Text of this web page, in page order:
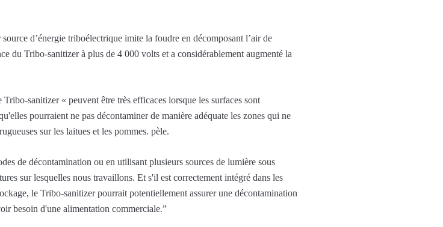
d’énergie triboélectrique imite la foudre en décomposant l’air de
du Tribo-sanitizer à plus de 4 000 volts et a considérablement augmenté la
sanitizer « peuvent être très efficaces lorsque les surfaces sont
pourraient ne pas décontaminer de manière adéquate les zones qui ne
sur les laitues et les pommes. pèle.
de décontamination ou en utilisant plusieurs sources de lumière sous
sur lesquelles nous travaillons. Et s'il est correctement intégré dans les
le Tribo-sanitizer pourrait potentiellement assurer une décontamination
besoin d'une alimentation commerciale.”